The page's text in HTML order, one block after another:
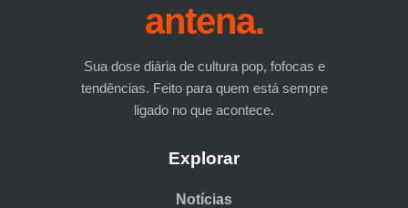
antena.
Sua dose diária de cultura pop, fofocas e
tendências. Feito para quem está sempre
ligado no que acontece.
Explorar
Notícias